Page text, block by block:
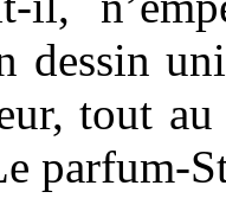
dessin
tout
parfum-